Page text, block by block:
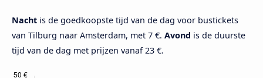
Nacht is de goedkoopste tijd van de dag voor bustickets
van Tilburg naar Amsterdam, met 7 €. Avond is de duurste
tijd van de dag met prijzen vanaf 23 €.